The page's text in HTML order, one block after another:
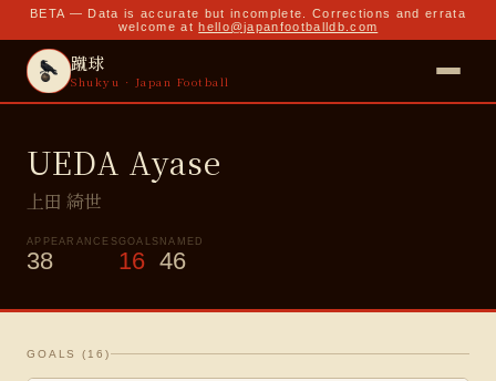
BETA — Data is accurate but incomplete. Corrections and errata
welcome at hello@japanfootballdb.com
蹴球
Shukyu · Japan Football
UEDA Ayase
上田 綺世
APPEARANCES
38
GOALS
16
NAMED
46
GOALS ( 16 )